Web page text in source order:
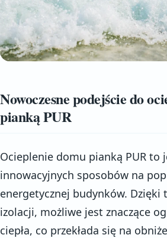
Nowoczesne podejście do
pianką PUR
Ocieplenie domu pianką PUR to
innowacyjnych sposobów na
energetycznej budynków. Dzięki
izolacji, możliwe jest znaczące
ciepła, co przekłada się na